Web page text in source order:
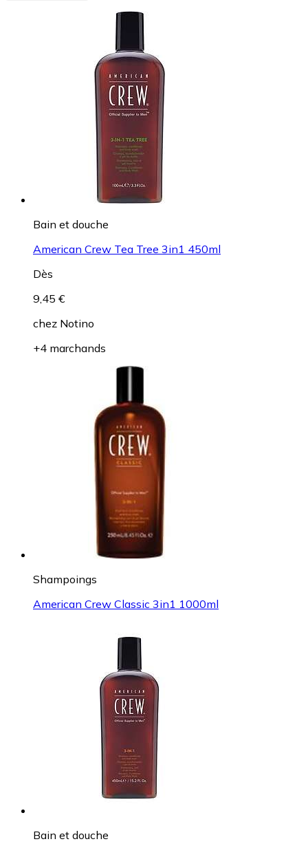
Bain et douche
American Crew Tea Tree 3in1 450ml
Dès
9,45 €
chez Notino
+4 marchands
Shampoings
American Crew Classic 3in1 1000ml
Bain et douche